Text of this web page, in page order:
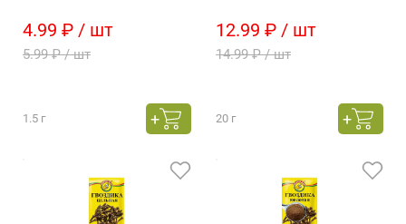
4.99 ₽ / шт
5.99 ₽ / шт
1.5 г
12.99 ₽ / шт
14.99 ₽ / шт
20 г